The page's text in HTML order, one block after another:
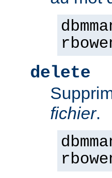
delete
fichier.